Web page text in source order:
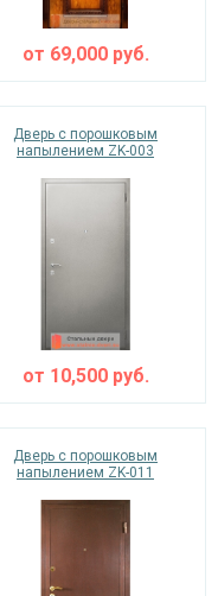
от 69,000руб.
Дверь с порошковым
напылением ZK-003
от 10,500руб.
Дверь с порошковым
напылением ZK-011